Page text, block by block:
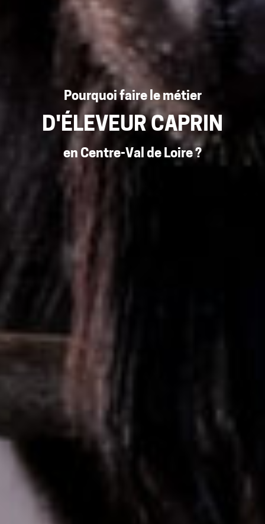
Pourquoi faire le métier
D'ÉLEVEUR CAPRIN
en Centre-Val de Loire ?